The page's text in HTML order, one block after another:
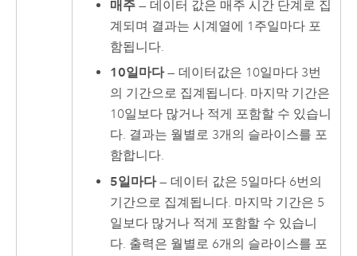
매주 — 데이터 값은 매주 시간 단계로 집
계되며 결과는 시계열에 1주일마다 포
함됩니다.
10일마다— 데이터값은 10일마다 3번
의 기간으로 집계됩니다. 마지막 기간은
10일보다 많거나 적게 포함할 수 있습니
다. 결과는 월별로 3개의 슬라이스를 포
함합니다.
5일마다— 데이터 값은 5일마다 6번의
기간으로 집계됩니다. 마지막 기간은 5
일보다 많거나 적게 포함할 수 있습니
다. 출력은 월별로 6개의 슬라이스를 포